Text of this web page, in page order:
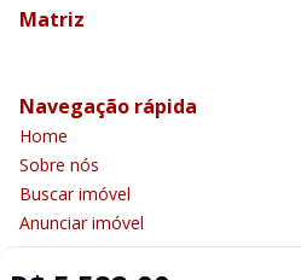
Matriz
Navegação rápida
Home
Sobre nós
Buscar imóvel
Anunciar imóvel
Contato